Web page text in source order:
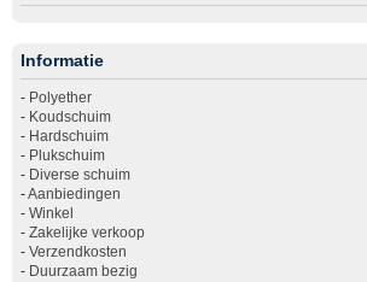
Informatie
- Polyether
- Koudschuim
- Hardschuim
- Plukschuim
- Diverse schuim
-Aanbiedingen
- Winkel
- Zakelijke verkoop
- Verzendkosten
- Duurzaam bezig